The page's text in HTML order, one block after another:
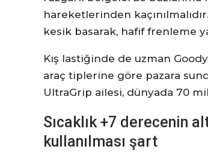
hareketlerinden
kesik basarak, hafif frenleme
Kış lastiğinde de uzman
araç tiplerine göre pazara
UltraGrip ailesi, dünyada 70
Sıcaklık +7 derecenin
kullanılması şart